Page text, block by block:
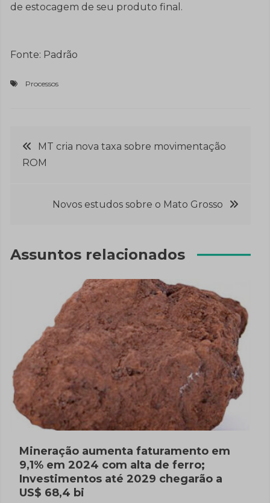
de estocagem de seu produto final.
Fonte: Padrão
Processos
Navegação
de
Post
MT cria nova taxa sobre movimentação
ROM
Novos estudos sobre o Mato Grosso
Assuntos relacionados
Mineração aumenta faturamento em
9,1% em 2024 com alta de ferro;
Investimentos até 2029 chegarão a
US$ 68,4 bi